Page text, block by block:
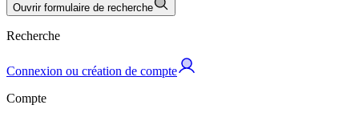
Ouvrir formulaire de recherche
Recherche
Connexion ou création de compte
Compte